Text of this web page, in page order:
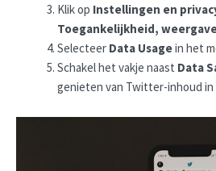
Klik op Instellingen en
Toegankelijkheid,
Selecteer Data Usagein het
Schakel het vakje naast Data
genieten van Twitter-inhoud